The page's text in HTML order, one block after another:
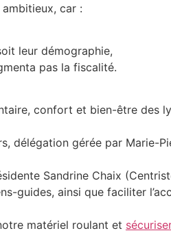
car :
leur démographie,
pas la fiscalité.
confort et bien-être des
délégation gérée par Marie-
Sandrine Chaix
guides, ainsi que faciliter
matériel roulant et